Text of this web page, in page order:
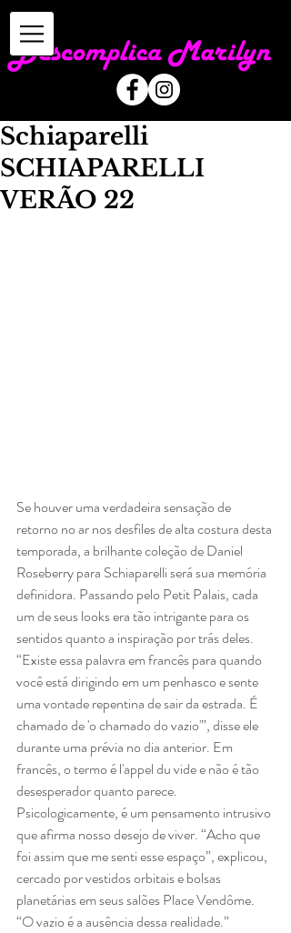
Schiaparelli
SCHIAPARELLI
VERÃO 22
Se houver uma verdadeira sensação de
retorno no ar nos desfiles de alta costura desta
temporada, a brilhante coleção de Daniel
Roseberry para Schiaparelli será sua memória
definidora. Passando pelo Petit Palais, cada
um de seus looks era tão intrigante para os
sentidos quanto a inspiração por trás deles.
“Existe essa palavra em francês para quando
você está dirigindo em um penhasco e sente
uma vontade repentina de sair da estrada. É
chamado de 'o chamado do vazio'”, disse ele
durante uma prévia no dia anterior. Em
francês, o termo é l'appel du vide e não é tão
desesperador quanto parece.
Psicologicamente, é um pensamento intrusivo
que afirma nosso desejo de viver. “Acho que
foi assim que me senti esse espaço”, explicou,
cercado por vestidos orbitais e bolsas
planetárias em seus salões Place Vendôme.
“O vazio é a ausência dessa realidade.”